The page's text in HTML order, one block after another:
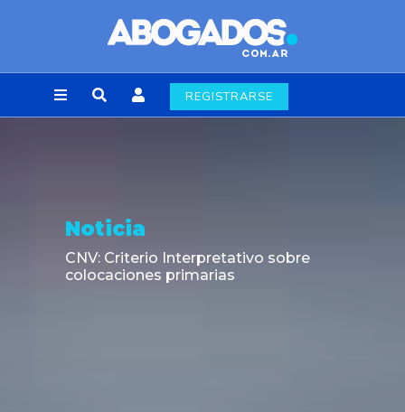
REGISTRARSE
Noticia
CNV: Criterio Interpretativo sobre
colocaciones primarias